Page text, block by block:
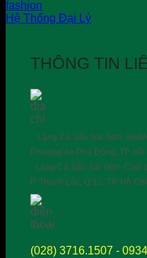
Hệ Thống Đại Lý
THÔNG TIN
- Làng Cá Sấu Sài Gòn: 96/
Phường An Phú Đông, TP.
- Làng Cá Sấu Sài Gòn: Cuối
P. Thạnh Lộc, Q.12, TP. Hồ
(028) 3716.1507 -